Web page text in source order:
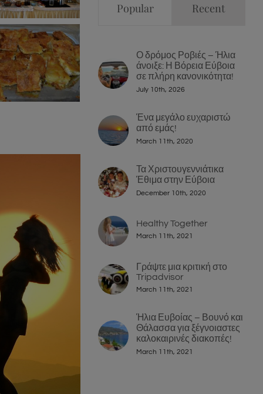
Popular Recent
Ο δρόμος Ροβιές – Ήλια
άνοιξε: Η Βόρεια Εύβοια
σε πλήρη κανονικότητα!
July 10th, 2026
Ένα μεγάλο ευχαριστώ
από εμάς!
March 11th, 2020
Τα Χριστουγεννιάτικα
Έθιμα στην Εύβοια
December 10th, 2020
Healthy Together
March 11th, 2021
Γράψτε μια κριτική στο
Tripadvisor
March 11th, 2021
Ήλια Ευβοίας – Βουνό και
Θάλασσα για ξέγνοιαστες
καλοκαιρινές διακοπές!
March 11th, 2021